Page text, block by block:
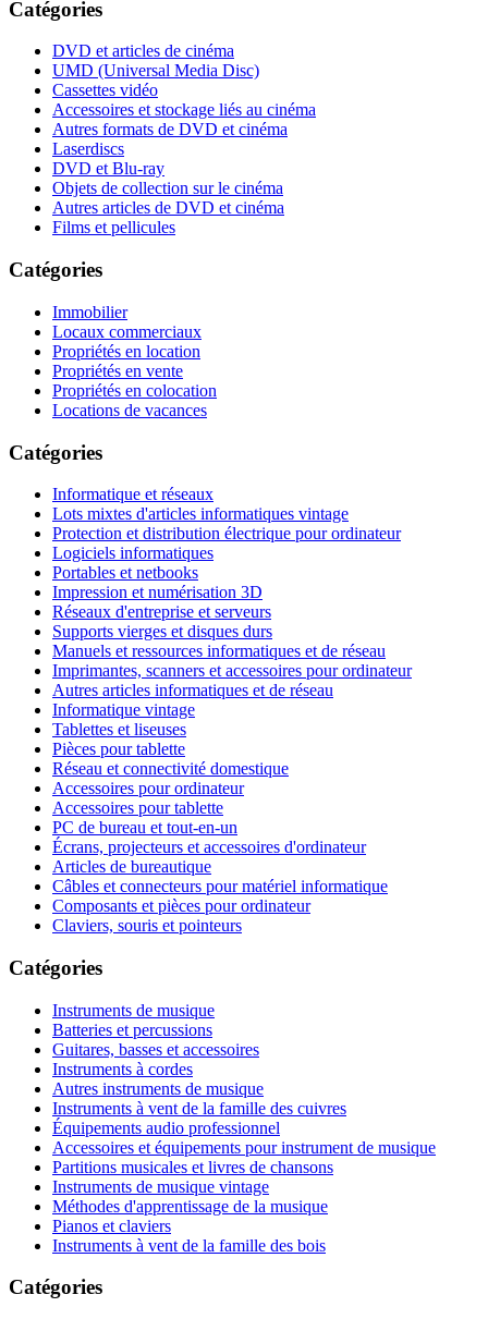
Catégories
DVD et articles de cinéma
UMD (Universal Media Disc)
Cassettes vidéo
Accessoires et stockage liés au cinéma
Autres formats de DVD et cinéma
Laserdiscs
DVD et Blu-ray
Objets de collection sur le cinéma
Autres articles de DVD et cinéma
Films et pellicules
Catégories
Immobilier
Locaux commerciaux
Propriétés en location
Propriétés en vente
Propriétés en colocation
Locations de vacances
Catégories
Informatique et réseaux
Lots mixtes d'articles informatiques vintage
Protection et distribution électrique pour ordinateur
Logiciels informatiques
Portables et netbooks
Impression et numérisation 3D
Réseaux d'entreprise et serveurs
Supports vierges et disques durs
Manuels et ressources informatiques et de réseau
Imprimantes, scanners et accessoires pour ordinateur
Autres articles informatiques et de réseau
Informatique vintage
Tablettes et liseuses
Pièces pour tablette
Réseau et connectivité domestique
Accessoires pour ordinateur
Accessoires pour tablette
PC de bureau et tout-en-un
Écrans, projecteurs et accessoires d'ordinateur
Articles de bureautique
Câbles et connecteurs pour matériel informatique
Composants et pièces pour ordinateur
Claviers, souris et pointeurs
Catégories
Instruments de musique
Batteries et percussions
Guitares, basses et accessoires
Instruments à cordes
Autres instruments de musique
Instruments à vent de la famille des cuivres
Équipements audio professionnel
Accessoires et équipements pour instrument de musique
Partitions musicales et livres de chansons
Instruments de musique vintage
Méthodes d'apprentissage de la musique
Pianos et claviers
Instruments à vent de la famille des bois
Catégories